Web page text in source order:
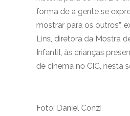
forma de a gente se
mostrar para os outros”,
Lins, diretora da Mostra
Infantil, às crianças
de cinema no CIC, nesta
Foto: Daniel Conzi